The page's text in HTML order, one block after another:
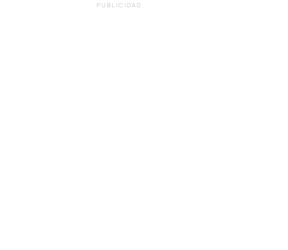
PUBLICIDAD